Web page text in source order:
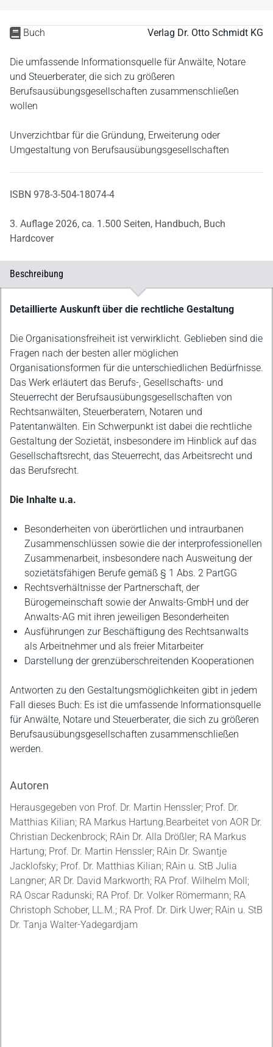
Buch Verlag Dr. Otto Schmidt KG
Die umfassende Informationsquelle für Anwälte, Notare
und Steuerberater, die sich zu größeren
Berufsausübungsgesellschaften zusammenschließen
wollen
Unverzichtbar für die Gründung, Erweiterung oder
Umgestaltung von Berufsausübungsgesellschaften
ISBN 978-3-504-18074-4
3. Auflage 2026, ca. 1.500 Seiten, Handbuch, Buch
Hardcover
Beschreibung
Beschreibung
Detaillierte Auskunft über die rechtliche Gestaltung
Die Organisationsfreiheit ist verwirklicht. Geblieben sind die
Fragen nach der besten aller möglichen
Organisationsformen für die unterschiedlichen Bedürfnisse.
Das Werk erläutert das Berufs-, Gesellschafts- und
Steuerrecht der Berufsausübungsgesellschaften von
Rechtsanwälten, Steuerberatern, Notaren und
Patentanwälten. Ein Schwerpunkt ist dabei die rechtliche
Gestaltung der Sozietät, insbesondere im Hinblick auf das
Gesellschaftsrecht, das Steuerrecht, das Arbeitsrecht und
das Berufsrecht.
Die Inhalte u.a.
Besonderheiten von überörtlichen und intraurbanen
Zusammenschlüssen sowie die der interprofessionellen
Zusammenarbeit, insbesondere nach Ausweitung der
sozietätsfähigen Berufe gemäß § 1 Abs. 2 PartGG
Rechtsverhältnisse der Partnerschaft, der
Bürogemeinschaft sowie der Anwalts-GmbH und der
Anwalts-AG mit ihren jeweiligen Besonderheiten
Ausführungen zur Beschäftigung des Rechtsanwalts
als Arbeitnehmer und als freier Mitarbeiter
Darstellung der grenzüberschreitenden Kooperationen
Antworten zu den Gestaltungsmöglichkeiten gibt in jedem
Fall dieses Buch: Es ist die umfassende Informationsquelle
für Anwälte, Notare und Steuerberater, die sich zu größeren
Berufsausübungsgesellschaften zusammenschließen
werden.
Autoren
Herausgegeben von Prof. Dr. Martin Henssler; Prof. Dr.
Matthias Kilian; RA Markus Hartung.Bearbeitet von AOR Dr.
Christian Deckenbrock; RAin Dr. Alla Drößler; RA Markus
Hartung; Prof. Dr. Martin Henssler; RAin Dr. Swantje
Jacklofsky; Prof. Dr. Matthias Kilian; RAin u. StB Julia
Langner; AR Dr. David Markworth; RA Prof. Wilhelm Moll;
RA Oscar Radunski; RA Prof. Dr. Volker Römermann; RA
Christoph Schober, LL.M.; RA Prof. Dr. Dirk Uwer; RAin u. StB
Dr. Tanja Walter-Yadegardjam